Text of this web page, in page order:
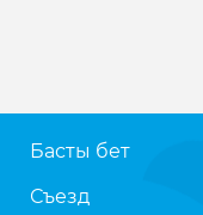
Басты бет
Съезд